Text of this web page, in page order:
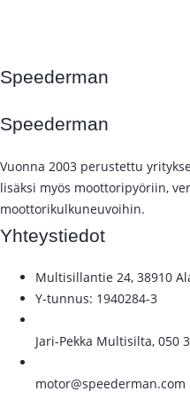
Speederman
Speederman
Vuonna 2003 perustettu
lisäksi myös moottoripyöriin,
moottorikulkuneuvoihin.
Yhteystiedot
Multisillantie 24, 38910
Y-tunnus: 1940284-3
Jari-Pekka Multisilta, 050
motor@speederman.com